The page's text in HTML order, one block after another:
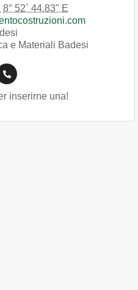
8° 52´ 44.83" E
e Materiali Badesi
inserirne una!